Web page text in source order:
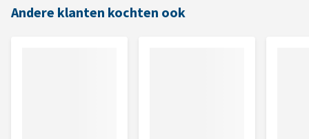
Andere klanten kochten ook